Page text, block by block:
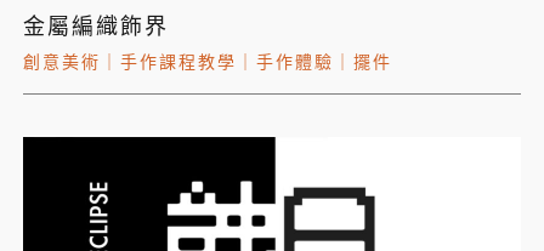
金屬編織飾界
創意美術 手作課程教學 手作體驗 擺件